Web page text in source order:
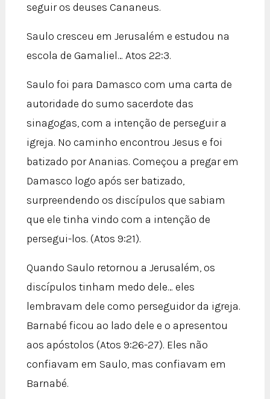
seguir os deuses Cananeus.
Saulo cresceu em Jerusalém e estudou na
escola de Gamaliel… Atos 22:3.
Saulo foi para Damasco com uma carta de
autoridade do sumo sacerdote das
sinagogas, com a intenção de perseguir a
igreja. No caminho encontrou Jesus e foi
batizado por Ananias. Começou a pregar em
Damasco logo após ser batizado,
surpreendendo os discípulos que sabiam
que ele tinha vindo com a intenção de
persegui-los. (Atos 9:21).
Quando Saulo retornou a Jerusalém, os
discípulos tinham medo dele… eles
lembravam dele como perseguidor da igreja.
Barnabé ficou ao lado dele e o apresentou
aos apóstolos (Atos 9:26-27). Eles não
confiavam em Saulo, mas confiavam em
Barnabé.